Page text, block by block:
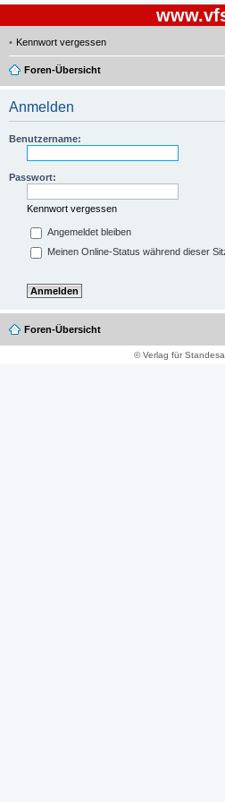
Kennwort vergessen
Foren-Übersicht
Anmelden
Benutzername:
Passwort:
Kennwort vergessen
Angemeldet bleiben
Meinen Online-Status während dieser
Foren-Übersicht
© Verlag für